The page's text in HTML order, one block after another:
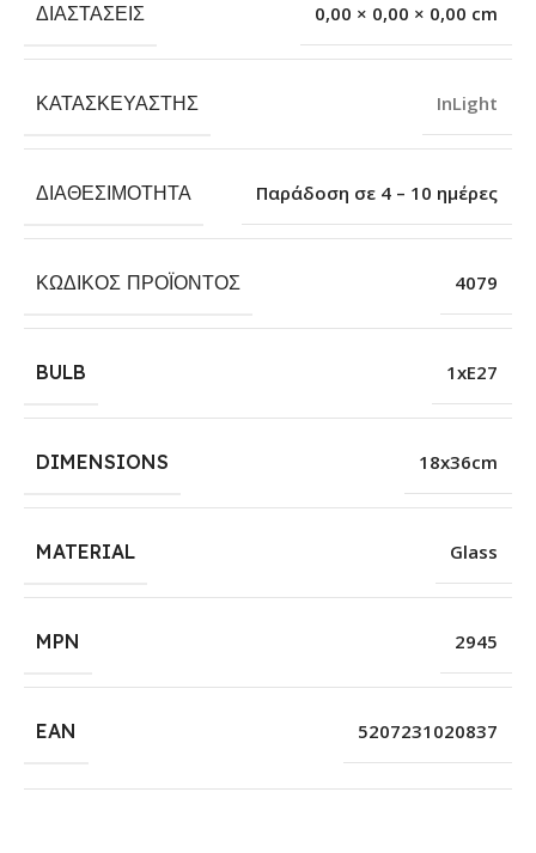
ΔΙΑΣΤΆΣΕΙΣ 0,00 × 0,00 × 0,00 cm
ΚΑΤΑΣΚΕΥΑΣΤΉΣ InLight
ΔΙΑΘΕΣΙΜΌΤΗΤΑ Παράδοση σε 4 – 10 ημέρες
ΚΩΔΙΚΌΣ ΠΡΟΪΌΝΤΟΣ 4079
BULB 1xE27
DIMENSIONS 18x36cm
MATERIAL Glass
MPN 2945
EAN 5207231020837